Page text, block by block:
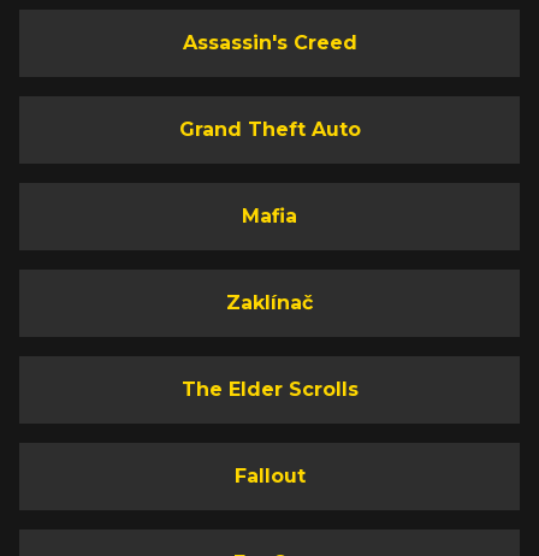
Assassin's Creed
Grand Theft Auto
Mafia
Zaklínač
The Elder Scrolls
Fallout